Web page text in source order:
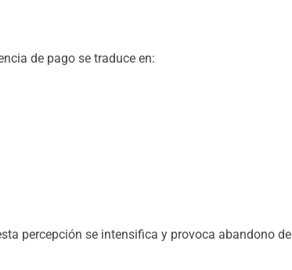
de pago se traduce en:
percepción se intensifica y provoca abandono de